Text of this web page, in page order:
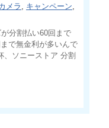
メラ キャンペーン
分割払い60回まで
で無金利が多いんで
ソニーストア 分割